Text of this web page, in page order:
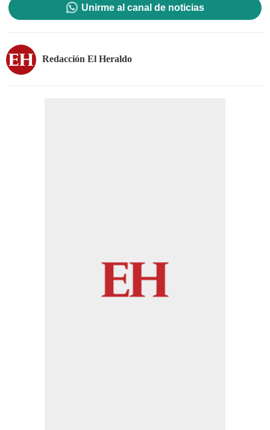
Unirme al canal de noticias
Redacción El Heraldo